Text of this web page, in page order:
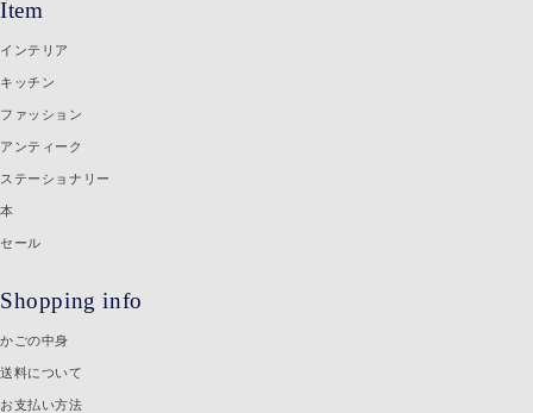
Item
インテリア
キッチン
ファッション
アンティーク
ステーショナリー
本
セール
Shopping info
かごの中身
送料について
お支払い方法